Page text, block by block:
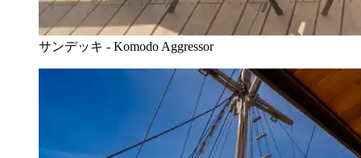
サンデッキ - Komodo Aggressor